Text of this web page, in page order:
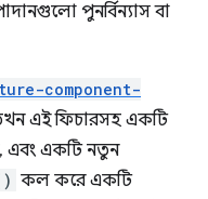
পুনর্বিন্যাস বা
component-
এই ফিচারসহ একটি
একটি নতুন
কল করে একটি